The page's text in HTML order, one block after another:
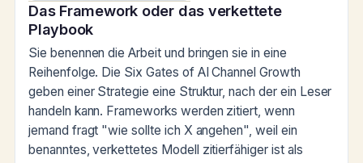
Das Framework oder das verkettete
Playbook
Sie benennen die Arbeit und bringen sie in eine
Reihenfolge. Die Six Gates of AI Channel Growth
geben einer Strategie eine Struktur, nach der ein Leser
handeln kann. Frameworks werden zitiert, wenn
jemand fragt "wie sollte ich X angehen", weil ein
benanntes, verkettetes Modell zitierfähiger ist als